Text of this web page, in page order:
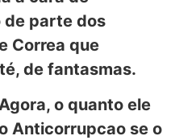
de parte dos
Correa que
de fantasmas.
o quanto ele
Anticorrupcao se o